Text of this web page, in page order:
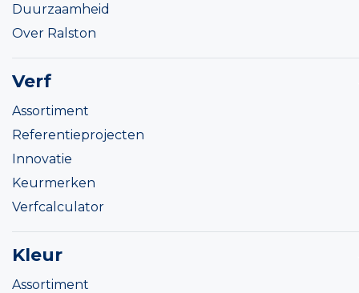
Duurzaamheid
Over Ralston
Verf
Assortiment
Referentieprojecten
Innovatie
Keurmerken
Verfcalculator
Kleur
Assortiment